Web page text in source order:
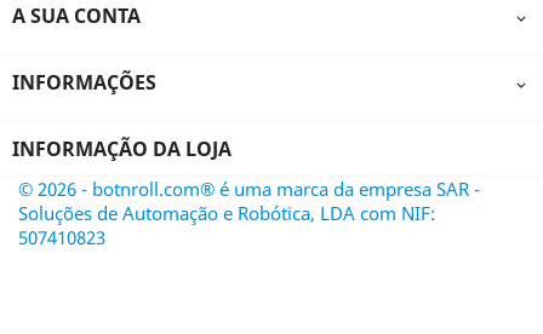
A SUA CONTA 
INFORMAÇÕES 
INFORMAÇÃO DA LOJA
© 2026 - botnroll.com® é uma marca da empresa SAR -
Soluções de Automação e Robótica, LDA com NIF:
507410823